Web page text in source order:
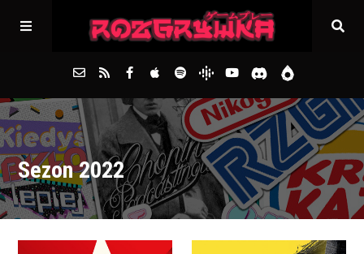
Główna
Archiwum
FAQs
Sezon 2022